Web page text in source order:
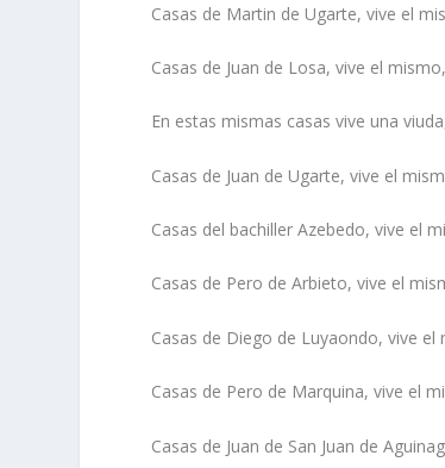
Casas de Martin de Ugarte, vive el
Casas de Juan de Losa, vive el
En estas mismas casas vive una
Casas de Juan de Ugarte, vive el
Casas del bachiller Azebedo, vive el
Casas de Pero de Arbieto, vive el
Casas de Diego de Luyaondo, vive
Casas de Pero de Marquina, vive el
Casas de Juan de San Juan de